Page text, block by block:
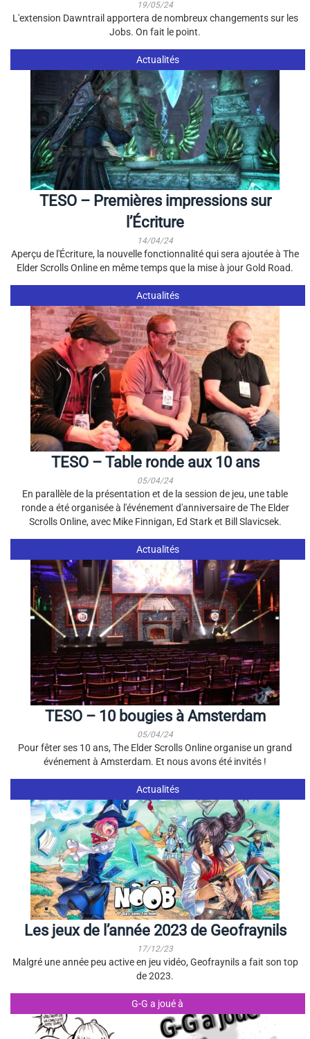
19/05/24
L'extension Dawntrail apportera de nombreux changements sur les
Jobs. On fait le point.
Actualités
TESO – Premières impressions sur
l’Écriture
14/04/24
Aperçu de l'Écriture, la nouvelle fonctionnalité qui sera ajoutée à The
Elder Scrolls Online en même temps que la mise à jour Gold Road.
Actualités
TESO – Table ronde aux 10 ans
05/04/24
En parallèle de la présentation et de la session de jeu, une table
ronde a été organisée à l'événement d'anniversaire de The Elder
Scrolls Online, avec Mike Finnigan, Ed Stark et Bill Slavicsek.
Actualités
TESO – 10 bougies à Amsterdam
05/04/24
Pour fêter ses 10 ans, The Elder Scrolls Online organise un grand
événement à Amsterdam. Et nous avons été invités !
Actualités
Les jeux de l’année 2023 de Geofraynils
17/12/23
Malgré une année peu active en jeu vidéo, Geofraynils a fait son top
de 2023.
G-G a joué à